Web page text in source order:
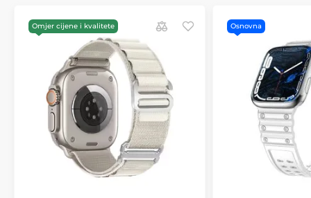
Omjer cijene i kvalitete Osnovna